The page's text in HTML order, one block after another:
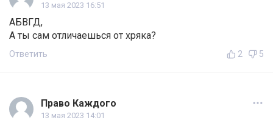
13 мая 2023 16:51
АБВГД,
А ты сам отличаешься от хряка?
Ответить 2 5
Право Каждого
13 мая 2023 14:01